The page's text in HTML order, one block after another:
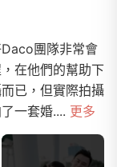
團隊非常會
在他們的幫助下
已，但實際拍攝
一套婚.... 更多